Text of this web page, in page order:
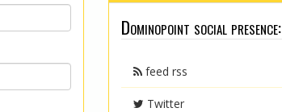
Dominopoint social presence:
feed rss
Twitter